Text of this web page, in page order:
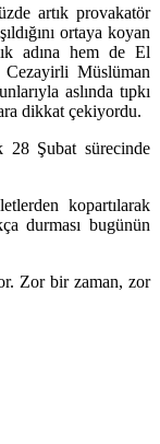
artık provakatör
ortaya koyan
adına hem de El
Müslüman
aslında tıpkı
dikkat çekiyordu.
28 Şubat sürecinde
kopartılarak
durması bugünün
Zor bir zaman, zor